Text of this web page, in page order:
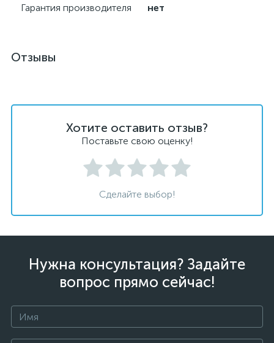
Гарантия производителя
нет
Отзывы
Хотите оставить отзыв?
Поставьте свою оценку!
Сделайте выбор!
Нужна консультация? Задайте
вопрос прямо сейчас!